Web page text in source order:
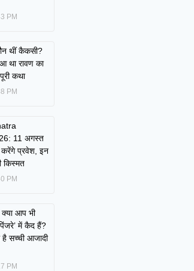
PM
थीं कैकसी?
था रावण का
कथा
PM
11 अगस्त
करेंगे प्रवेश, इन
किस्मत
PM
आप भी
में कैद हैं?
है सच्ची आजादी
PM